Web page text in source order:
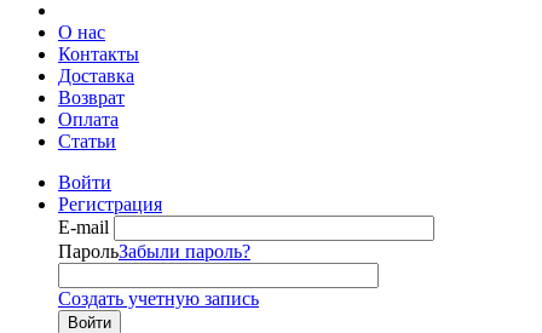
О нас
Контакты
Доставка
Возврат
Оплата
Статьи
Войти
Регистрация
E-mail
ПарольЗабыли пароль?
Создать учетную запись
Войти